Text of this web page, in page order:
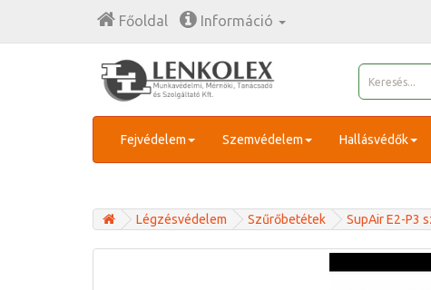
Főoldal Információ
Fejvédelem Szemvédelem Hallásvédők
Légzésvédelem Szűrőbetétek SupAir E2-P3